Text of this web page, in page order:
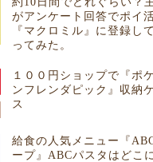
がアンケート回答でポイ
『マクロミル』に登録し
ってみた。
１００円ショップで『ポ
ンフレンダピック』収納
ス
給食の人気メニュー『
ープ』ABCパスタはどこ